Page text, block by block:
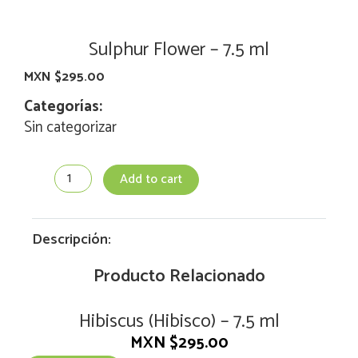
Sulphur Flower – 7.5 ml
MXN $295.00
Categorías:
Sin categorizar
7.5
ml
Add to cart
Descripción:
Producto Relacionado
Hibiscus (Hibisco) – 7.5 ml
MXN $295.00